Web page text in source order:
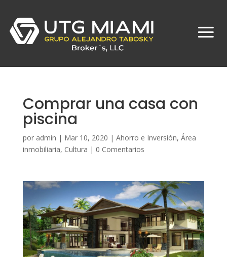
Comprar una casa con
piscina
por admin | Mar 10, 2020 | Ahorro e Inversión, Área
inmobiliaria, Cultura | 0 Comentarios